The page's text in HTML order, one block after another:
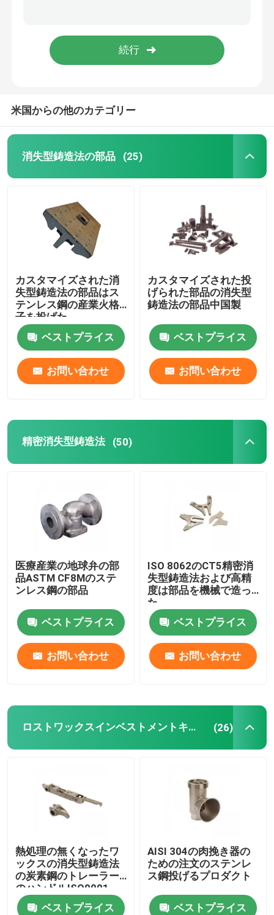
CNC工学機械部品
食糧機械類部品
ポンプ弁の部品
宇宙航空消失型鋳造法
電力の付属品
CNCフライス部品
CNCは部品を回した
米国からの他のカテゴリー
消失型鋳造法の部品 (25)
カスタマイズされた消
失型鋳造法の部品はス
テンレス鋼の産業火格
子を投げた
ベストプライス
お問い合わせ
カスタマイズされた投
げられた部品の消失型
鋳造法の部品中国製
ベストプライス
お問い合わせ
精密消失型鋳造法 (50)
医療産業の地球弁の部
品ASTM CF8Mのステ
ンレス鋼の部品
ベストプライス
お問い合わせ
ISO 8062のCT5精密消
失型鋳造法および高精
度は部品を機械で造っ
た
ベストプライス
お問い合わせ
ロストワックスインベストメントキャスティング (26)
熱処理の無くなったワ
ックスの消失型鋳造法
の炭素鋼のトレーラー
のハンドルISO9001
ベストプライス
AISI 304の肉挽き器の
ための注文のステンレ
ス鋼投げるプロダクト
ベストプライス